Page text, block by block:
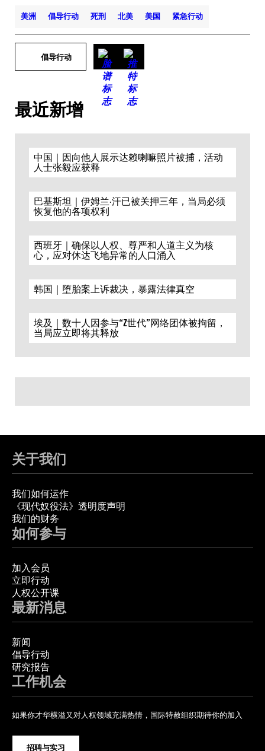
美洲 倡导行动 死刑 北美 美国 紧急行动
倡导行动
最近新增
中国｜因向他人展示达赖喇嘛照片被捕，活动
人士张毅应获释
巴基斯坦｜伊姆兰·汗已被关押三年，当局必须
恢复他的各项权利
西班牙｜确保以人权、尊严和人道主义为核
心，应对休达飞地异常的人口涌入
韩国｜堕胎案上诉裁决，暴露法律真空
埃及｜数十人因参与“Z世代”网络团体被拘留，
当局应立即将其释放
关于我们
我们如何运作
《现代奴役法》透明度声明
我们的财务
如何参与
加入会员
立即行动
人权公开课
最新消息
新闻
倡导行动
研究报告
工作机会
如果你才华横溢又对人权领域充满热情，国际特赦组织期待你的加入
招聘与实习